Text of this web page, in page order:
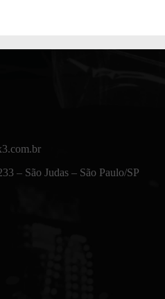
– São Judas – São Paulo/SP